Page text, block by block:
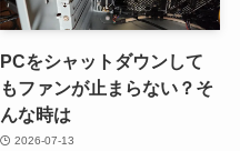
PCをシャットダウンして
もファンが止まらない？そ
んな時は
2026-07-13